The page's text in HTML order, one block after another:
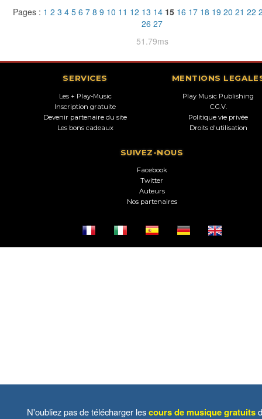
Pages : 1 2 3 4 5 6 7 8 9 10 11 12 13 14 15 16 17 18 19 20 21 22
26 27
51.79ms
SERVICES
Les + Play-Music
Inscription gratuite
Devenir partenaire du site
Les bons cadeaux
MENTIONS
Play Music Publishing
C.G.V.
Politique vie privée
Droits d'utilisation
SUIVEZ-NOUS
Facebook
Twitter
Auteurs
Nos partenaires
N'oubliez pas de télécharger lescours de musique gratuits